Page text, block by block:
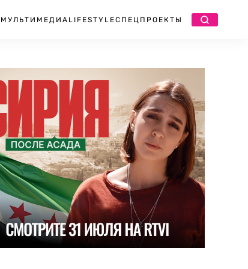
МУЛЬТИМЕДИА LIFESTYLEСПЕЦПРОЕКТЫ